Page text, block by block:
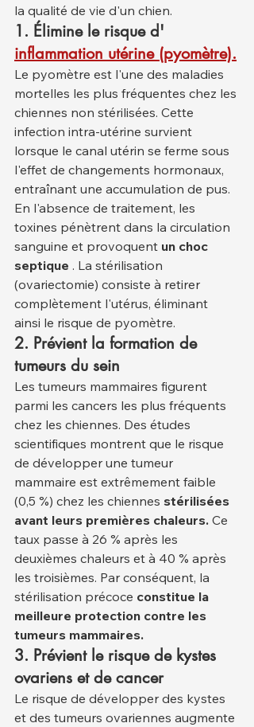
la qualité de vie d'un chien.
1. Élimine le risque d'
inflammation utérine (pyomètre).
Le pyomètre est l'une des maladies
mortelles les plus fréquentes chez les
chiennes non stérilisées. Cette
infection intra-utérine survient
lorsque le canal utérin se ferme sous
l'effet de changements hormonaux,
entraînant une accumulation de pus.
En l'absence de traitement, les
toxines pénètrent dans la circulation
sanguine et provoquent un choc
septique . La stérilisation
(ovariectomie) consiste à retirer
complètement l'utérus, éliminant
ainsi le risque de pyomètre.
2. Prévient la formation de
tumeurs du sein
Les tumeurs mammaires figurent
parmi les cancers les plus fréquents
chez les chiennes. Des études
scientifiques montrent que le risque
de développer une tumeur
mammaire est extrêmement faible
(0,5 %) chez les chiennes stérilisées
avant leurs premières chaleurs. Ce
taux passe à 26 % après les
deuxièmes chaleurs et à 40 % après
les troisièmes. Par conséquent, la
stérilisation précoce constitue la
meilleure protection contre les
tumeurs mammaires.
3. Prévient le risque de kystes
ovariens et de cancer
Le risque de développer des kystes
et des tumeurs ovariennes augmente